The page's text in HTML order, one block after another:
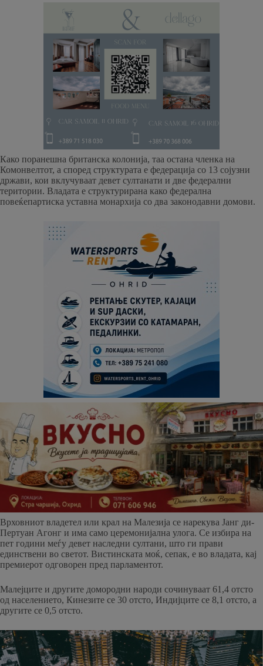
Како поранешна британска колонија, таа остана членка на
Комонвелтот, а според структурата е федерација со 13 сојузни
држави, кои вклучуваат девет султанати и две федерални
територии. Владата е структурирана како федерална
повеќепартиска уставна монархија со два законодавни домови.
Врховниот владетел или крал на Малезија се нарекува Јанг ди-
Пертуан Агонг и има само церемонијална улога. Се избира на
пет години меѓу девет наследни султани, што ги прави
единствени во светот. Вистинската моќ, сепак, е во владата, кај
премиерот одговорен пред парламентот.
Малејците и другите домородни народи сочинуваат 61,4 отсто
од населението, Кинезите се 30 отсто, Индијците се 8,1 отсто, а
другите се 0,5 отсто.